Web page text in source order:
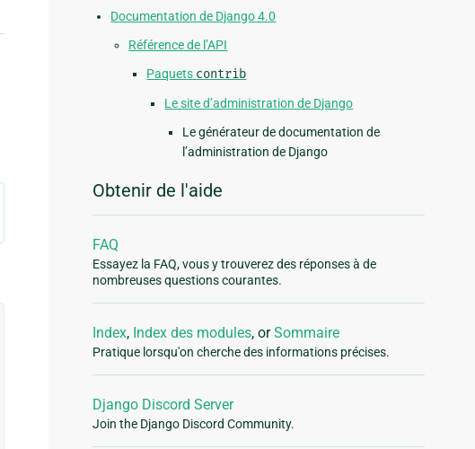
Documentation de Django 4.0
Référence de l’API
Paquets contrib
Le site d’administration de Django
Le générateur de documentation de
l’administration de Django
Obtenir de l'aide
FAQ
Essayez la FAQ, vous y trouverez des réponses à de
nombreuses questions courantes.
Index, Index des modules, orSommaire
Pratique lorsqu'on cherche des informations précises.
Django Discord Server
Join the Django Discord Community.